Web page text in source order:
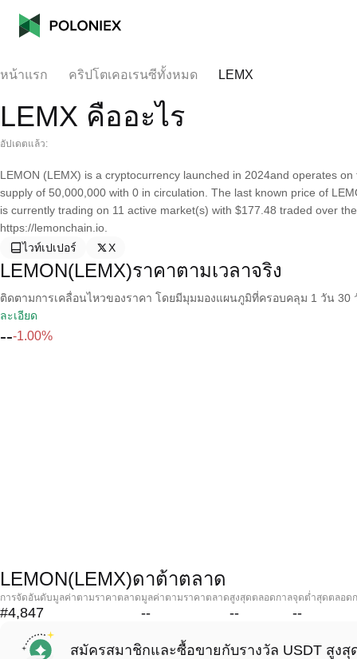
หน้าแรก คริปโตเคอเรนซีทั้งหมด LEMX
LEMX คืออะไร
อัปเดตแล้ว:
LEMON (LEMX) is a cryptocurrency launched in 2024and operates
supply of 50,000,000 with 0 in circulation. The last known price of
is currently trading on 11 active market(s) with $177.48 traded over
https://lemonchain.io.
ไวท์เปเปอร์
X
LEMON(LEMX)ราคาตามเวลาจริง
ติดตามการเคลื่อนไหวของราคา โดยมีมุมมองแผนภูมิที่ครอบคลุม 1 วัน 30
ละเอียด
---1.00%
LEMON(LEMX)ดาต้าตลาด
การจัดอันดับมูลค่าตามราคาตลาด
#4,847
มูลค่าตามราคาตลาด
--
สูงสุดตลอดกาล
--
จุดต่ำสุดตลอด
--
สมัครสมาชิกและซื้อขายกับรางวัล USDT สูงสุ